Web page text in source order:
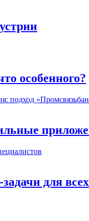
особенного?
для